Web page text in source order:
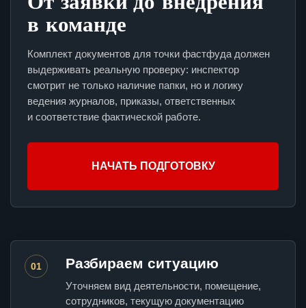
в команде
Комплект документов для точки фастфуда должен
выдерживать реальную проверку: инспектор
смотрит не только наличие папки, но и логику
ведения журналов, приказы, ответственных
и соответствие фактической работе.
НАЧАТЬ ПОДГОТОВКУ
01 Разбираем ситуацию
Уточняем вид деятельности, помещение,
сотрудников, текущую документацию